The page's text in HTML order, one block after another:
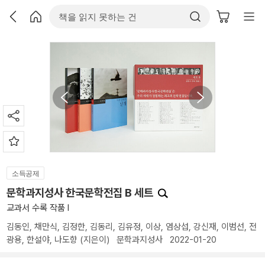
소득공제
문학과지성사 한국문학전집 B 세트
교과서 수록 작품 Ⅰ
김동인, 채만식, 김정한, 김동리 , 김유정, 이상, 염상섭, 강신재, 이범선, 전
광용, 한설야, 나도향 (지은이) 문학과지성사 2022-01-20